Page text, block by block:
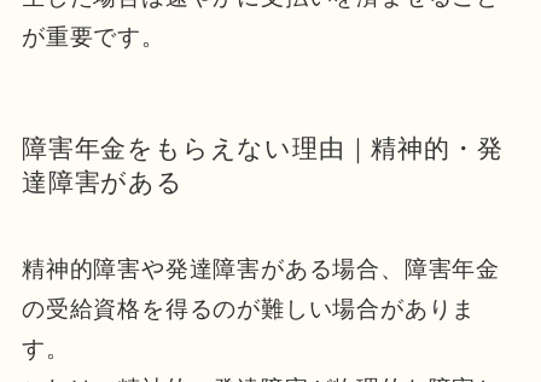
が重要です。
障害年金をもらえない理由｜精神的・発
達障害がある
精神的障害や発達障害がある場合、障害年金
の受給資格を得るのが難しい場合がありま
す。